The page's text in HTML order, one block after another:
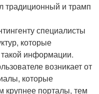
традиционный и трамп
специалисты
которые
информации.
возникает от
которые
крупнее порталы, тем